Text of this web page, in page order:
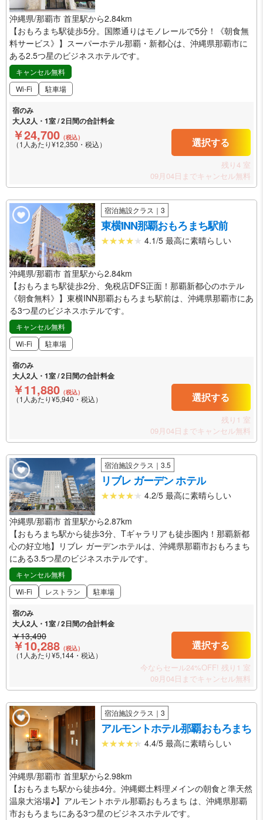
沖縄県/那覇市 首里駅から2.84km
【おもろまち駅徒歩5分。国際通りはモノレールで5分！《朝食無
料サービス》】スーパーホテル那覇・新都心は、沖縄県那覇市に
ある2.5つ星のビジネスホテルです。
キャンセル無料
Wi-Fi
駐車場
宿のみ
大人2人・1室 / 2日間の合計料金
￥24,700 （税込）
（1人あたり¥12,350・税込） 選択する
残り4 室
09月04日までキャンセル無料
宿泊施設クラス｜3
東横INN那覇おもろまち駅前
4.1/5 最高に素晴らしい
沖縄県/那覇市 首里駅から2.84km
【おもろまち駅徒歩2分、免税店DFS正面！那覇新都心のホテル
《朝食無料》】東横INN那覇おもろまち駅前は、沖縄県那覇市にあ
る3つ星のビジネスホテルです。
キャンセル無料
Wi-Fi
駐車場
宿のみ
大人2人・1室 / 2日間の合計料金
￥11,880 （税込）
（1人あたり¥5,940・税込） 選択する
残り1 室
09月04日までキャンセル無料
宿泊施設クラス｜3.5
リブレ ガーデン ホテル
4.2/5 最高に素晴らしい
沖縄県/那覇市 首里駅から2.87km
【おもろまち駅から徒歩3分、Tギャラリアも徒歩圏内！那覇新都
心の好立地】リブレ ガーデンホテルは、沖縄県那覇市おもろまち
にある3.5つ星のビジネスホテルです。
キャンセル無料
Wi-Fi
レストラン 駐車場
宿のみ
大人2人・1室 / 2日間の合計料金
￥13,490
￥10,288 （税込）
（1人あたり¥5,144・税込）
選択する
今ならセール24%OFF! 残り1 室
09月04日までキャンセル無料
宿泊施設クラス｜3
アルモントホテル那覇おもろまち
4.4/5 最高に素晴らしい
沖縄県/那覇市 首里駅から2.98km
【おもろまち駅から徒歩4分。沖縄郷土料理メインの朝食と準天然
温泉大浴場♪】アルモントホテル那覇おもろまち は、沖縄県那覇
市おもろまちにある3つ星のビジネスホテルです。